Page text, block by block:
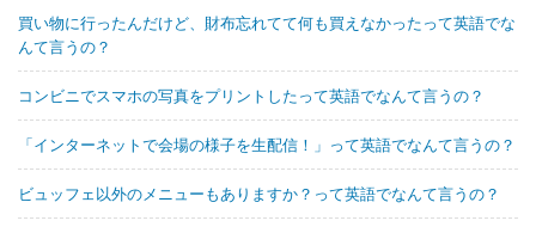
買い物に行ったんだけど、財布忘れてて何も買えなかったって英語でな
んて言うの？
コンビニでスマホの写真をプリントしたって英語でなんて言うの？
「インターネットで会場の様子を生配信！」って英語でなんて言うの？
ビュッフェ以外のメニューもありますか？って英語でなんて言うの？